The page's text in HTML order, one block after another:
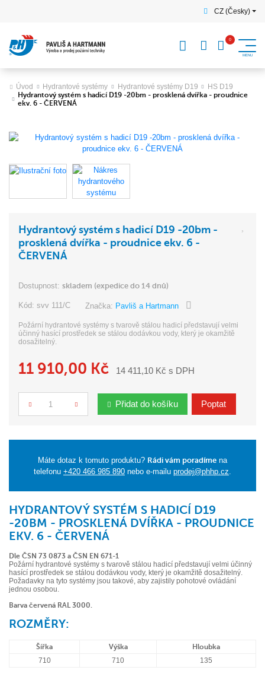
CZ (Česky)
Úvod Hydrantové systémy Hydrantové systémy D19
HS D19
Hydrantový systém s hadicí D19 -20bm - prosklená dvířka - proudnice
ekv. 6 - ČERVENÁ
Hydrantový systém s hadicí D19 -20bm -
prosklená dvířka - proudnice ekv. 6 -
ČERVENÁ
Dostupnost:skladem (expedice do 14 dnů)
Kód:svv 111/C Značka: Pavliš a Hartmann
Požární hydrantové systémy s tvarově stálou hadicí představují velmi
účinný hasící prostředek se stálou dodávkou vody, který je okamžitě
dosažitelný.
11 910,00 Kč 14 411,10 Kč s DPH
Počet Přidat do košíku Poptat
Máte dotaz k tomuto produktu? Rádi vám poradíme na
telefonu +420 466 985 890 nebo e-mailu prodej@phhp.cz
HYDRANTOVÝ SYSTÉM S HADICÍ D19
-20BM - PROSKLENÁ DVÍŘKA - PROUDNICE
EKV. 6 - ČERVENÁ
Dle ČSN 73 0873 a ČSN EN 671-1
Požární hydrantové systémy s tvarově stálou hadicí představují velmi účinný
hasící prostředek se stálou dodávkou vody, který je okamžitě dosažitelný.
Požadavky na tyto systémy jsou takové, aby zajistily pohotové ovládání
jednou osobou.
Barva červená RAL 3000.
ROZMĚRY:
Šířka Výška
Hloubka
710
710 135